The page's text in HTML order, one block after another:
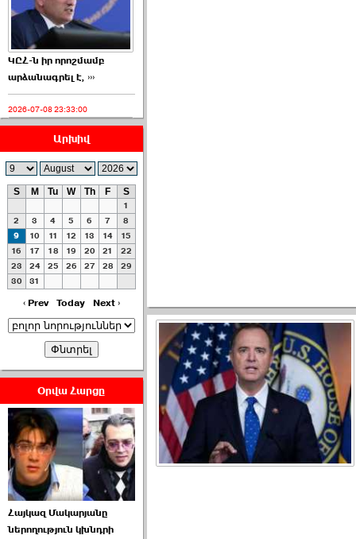
ԿԸՀ-ն իր որոշմամբ
արձանագրել է, ›››
2026-07-08 23:33:00
ՀԱՅԱՊԱՀՊԱՆՈՒԹԻՒՆ՝
ՀԱՒԱՏՔԻ ԵՒ
ԿՐԹՈՒԹԵԱՆ
ՃԱՆԱՊԱՐՀՈՎ ›››
2026-07-06 06:50:00
Ամենաշատը էսօրվանից
էի վախենում.Նիկոլայ
Եղիազարյան ›››
2026-07-05 23:19:00
Արխիվ
S M Tu W Th F S
1
2
3 4 5 6 7
8
9
10 11 12 13 14
15
16
17 18 19 20 21
22
23
24 25 26 27 28
29
30
31
‹ Prev Today Next ›
Օրվա Հարցը
Հայկազ Մակարյանը
ներողություն կխնդրի